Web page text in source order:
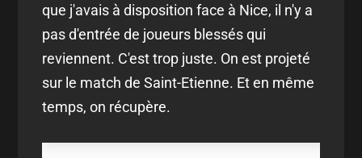
que j'avais à disposition face à Nice, il n'y a
pas d'entrée de joueurs blessés qui
reviennent. C'est trop juste. On est projeté
sur le match de Saint-Etienne. Et en même
temps, on récupère.